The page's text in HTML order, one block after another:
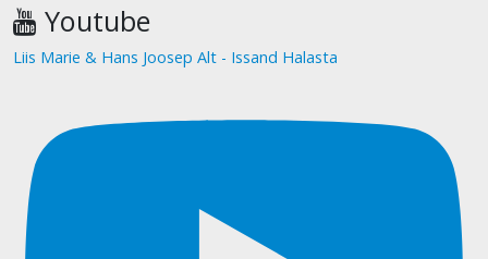
Youtube
Liis Marie & Hans Joosep Alt - Issand Halasta